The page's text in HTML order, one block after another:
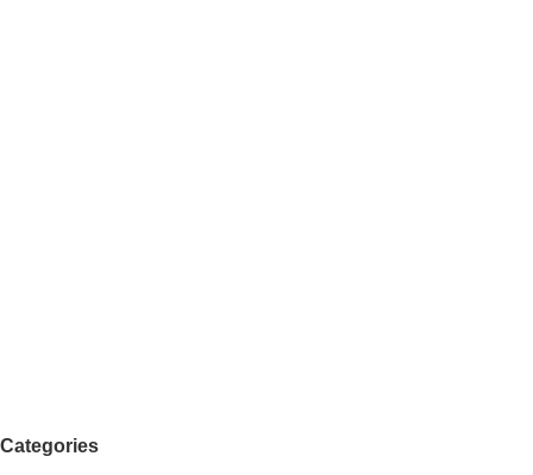
Categories